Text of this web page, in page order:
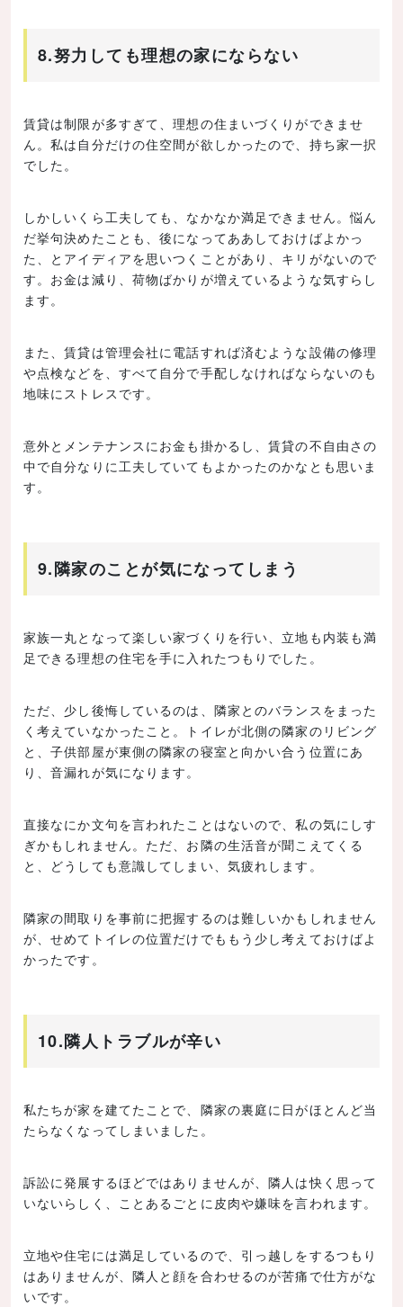
8.努力しても理想の家にならない
賃貸は制限が多すぎて、理想の住まいづくりができませ
ん。私は自分だけの住空間が欲しかったので、持ち家一択
でした。
しかしいくら工夫しても、なかなか満足できません。悩ん
だ挙句決めたことも、後になってああしておけばよかっ
た、とアイディアを思いつくことがあり、キリがないので
す。お金は減り、荷物ばかりが増えているような気すらし
ます。
また、賃貸は管理会社に電話すれば済むような設備の修理
や点検などを、すべて自分で手配しなければならないのも
地味にストレスです。
意外とメンテナンスにお金も掛かるし、賃貸の不自由さの
中で自分なりに工夫していてもよかったのかなとも思いま
す。
9.隣家のことが気になってしまう
家族一丸となって楽しい家づくりを行い、立地も内装も満
足できる理想の住宅を手に入れたつもりでした。
ただ、少し後悔しているのは、隣家とのバランスをまった
く考えていなかったこと。トイレが北側の隣家のリビング
と、子供部屋が東側の隣家の寝室と向かい合う位置にあ
り、音漏れが気になります。
直接なにか文句を言われたことはないので、私の気にしす
ぎかもしれません。ただ、お隣の生活音が聞こえてくる
と、どうしても意識してしまい、気疲れします。
隣家の間取りを事前に把握するのは難しいかもしれません
が、せめてトイレの位置だけでももう少し考えておけばよ
かったです。
10.隣人トラブルが辛い
私たちが家を建てたことで、隣家の裏庭に日がほとんど当
たらなくなってしまいました。
訴訟に発展するほどではありませんが、隣人は快く思って
いないらしく、ことあるごとに皮肉や嫌味を言われます。
立地や住宅には満足しているので、引っ越しをするつもり
はありませんが、隣人と顔を合わせるのが苦痛で仕方がな
いです。